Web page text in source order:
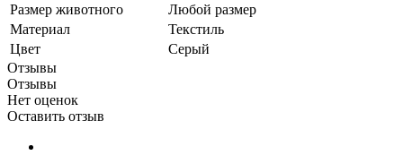
Размер животного
Любой размер
Материал
Текстиль
Цвет
Серый
Отзывы
Отзывы
Нет оценок
Оставить отзыв